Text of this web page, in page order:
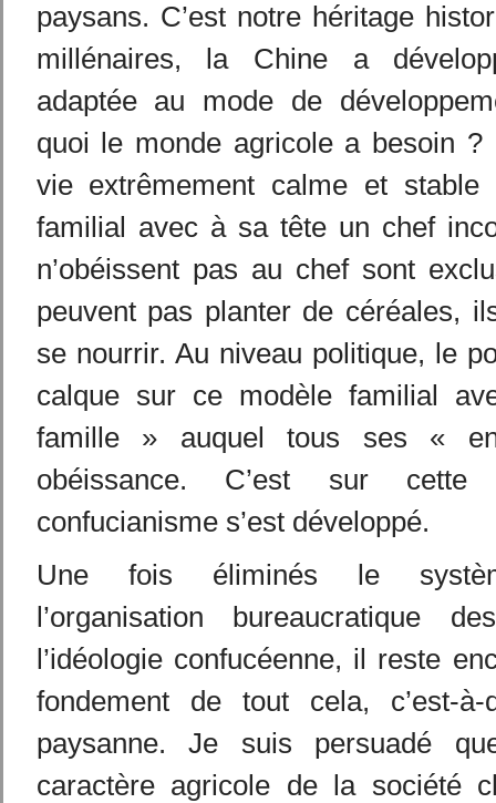
paysans. C’est notre héritage
millénaires, la Chine a
adaptée au mode de
quoi le monde agricole a besoin ?
vie extrêmement calme et stable
familial avec à sa tête un chef
n’obéissent pas au chef sont
peuvent pas planter de céréales,
se nourrir. Au niveau politique, le
calque sur ce modèle familial
famille » auquel tous ses «
obéissance. C’est sur
confucianisme s’est développé.
Une fois éliminés le
l’organisation bureaucratique
l’idéologie confucéenne, il reste
fondement de tout cela, c’est-
paysanne. Je suis persuadé
caractère agricole de la société